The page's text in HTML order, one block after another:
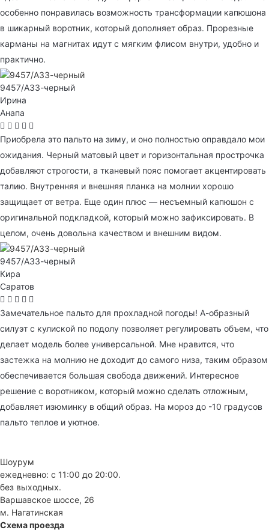
особенно понравилась возможность трансформации капюшона
в шикарный воротник, который дополняет образ. Прорезные
карманы на магнитах идут с мягким флисом внутри, удобно и
практично.
9457/А33-черный
Ирина
Анапа
Приобрела это пальто на зиму, и оно полностью оправдало мои
ожидания. Черный матовый цвет и горизонтальная прострочка
добавляют строгости, а тканевый пояс помогает акцентировать
талию. Внутренняя и внешняя планка на молнии хорошо
защищает от ветра. Еще один плюс — несъемный капюшон с
оригинальной подкладкой, который можно зафиксировать. В
целом, очень довольна качеством и внешним видом.
9457/А33-черный
Кира
Саратов
Замечательное пальто для прохладной погоды! А-образный
силуэт с кулиской по подолу позволяет регулировать объем, что
делает модель более универсальной. Мне нравится, что
застежка на молнию не доходит до самого низа, таким образом
обеспечивается большая свобода движений. Интересное
решение с воротником, который можно сделать отложным,
добавляет изюминку в общий образ. На мороз до -10 градусов
пальто теплое и уютное.
Шоурум
ежедневно: с 11:00 до 20:00.
без выходных.
Варшавское шоссе, 26
м. Нагатинская
Схема проезда